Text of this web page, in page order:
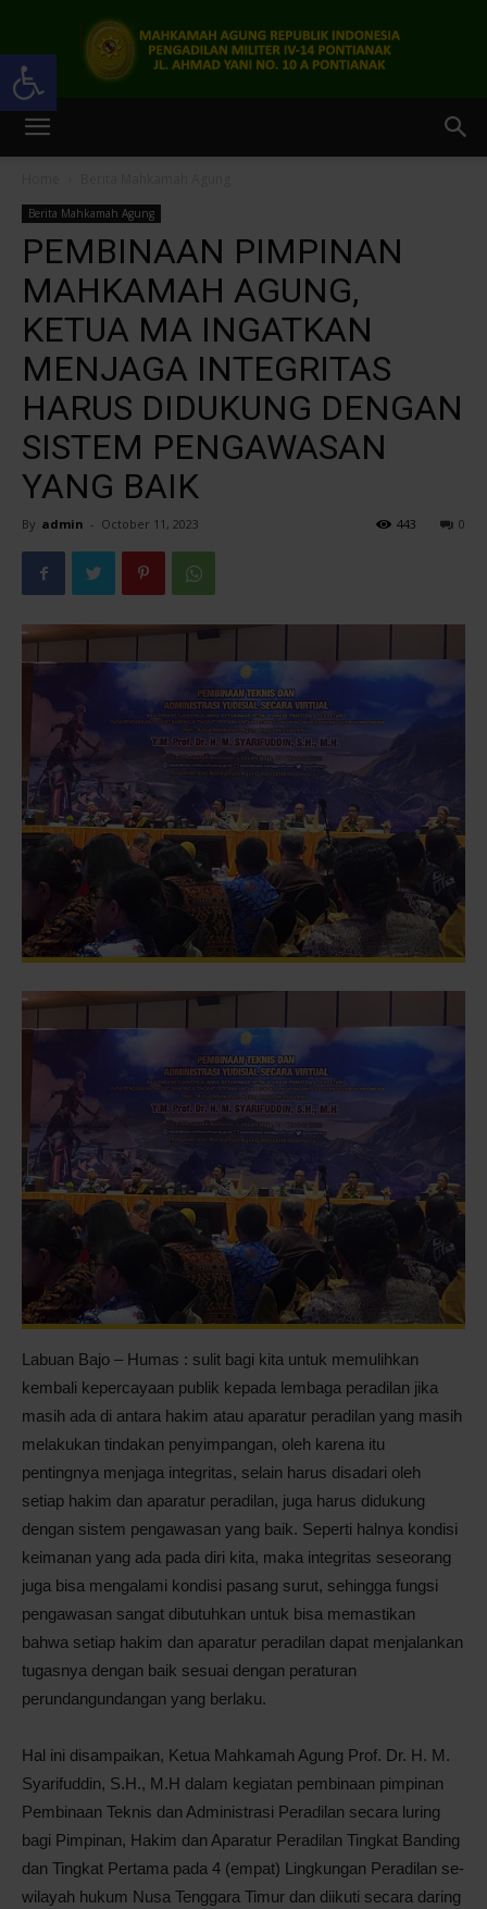
Open toolbar
IV-
Berita Mahkamah Agung
PEMBINAAN PIMPINAN
MAHKAMAH AGUNG,
KETUA MA INGATKAN
MENJAGA INTEGRITAS
HARUS DIDUKUNG DENGAN
SISTEM PENGAWASAN
YANG BAIK
By admin - October 11, 2023 0
443
Labuan Bajo – Humas : sulit bagi kita untuk memulihkan
kembali kepercayaan publik kepada lembaga peradilan jika
masih ada di antara hakim atau aparatur peradilan yang masih
melakukan tindakan penyimpangan, oleh karena itu
pentingnya menjaga integritas, selain harus disadari oleh
setiap hakim dan aparatur peradilan, juga harus didukung
dengan sistem pengawasan yang baik. Seperti halnya kondisi
keimanan yang ada pada diri kita, maka integritas seseorang
juga bisa mengalami kondisi pasang surut, sehingga fungsi
pengawasan sangat dibutuhkan untuk bisa memastikan
bahwa setiap hakim dan aparatur peradilan dapat menjalankan
tugasnya dengan baik sesuai dengan peraturan
perundangundangan yang berlaku.
Hal ini disampaikan, Ketua Mahkamah Agung Prof. Dr. H. M.
Syarifuddin, S.H., M.H dalam kegiatan pembinaan pimpinan
Pembinaan Teknis dan Administrasi Peradilan secara luring
bagi Pimpinan, Hakim dan Aparatur Peradilan Tingkat Banding
dan Tingkat Pertama pada 4 (empat) Lingkungan Peradilan se-
wilayah hukum Nusa Tenggara Timur dan diikuti secara daring